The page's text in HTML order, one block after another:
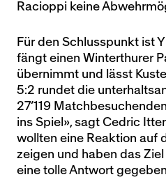
Racioppi keine
Für den Schlusspunkt ist
fängt einen Winterthurer
übernimmt und lässt
5:2 rundet die
27’119
ins Spiel», sagt Cedric
wollten eine Reaktion auf
zeigen und haben das
eine tolle Antwort